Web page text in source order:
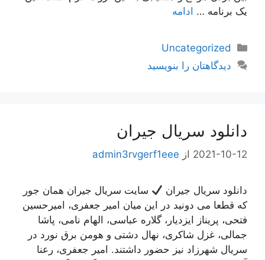
یک برنامه … ادامه
دسته‌ها
Uncategorized
دیدگاهتان را بنویسید
دانلود سریال جیران
2021-10-12 از admin3rvgerf1eee
دانلود سریال جیران
سایت سریال جیران همان جور
که قطعا می دونید در این میان امیر جعفری، امیرحسین
فتحی، پریناز ایزدیار، گلاره عباسی، الهام نامی، پاشا
جمالی، غزل شاکری، نهال دشتی و هومن برق نورد در
سریال شهرزاد نیز حضور داشتند. امیر جعفری، رعنا